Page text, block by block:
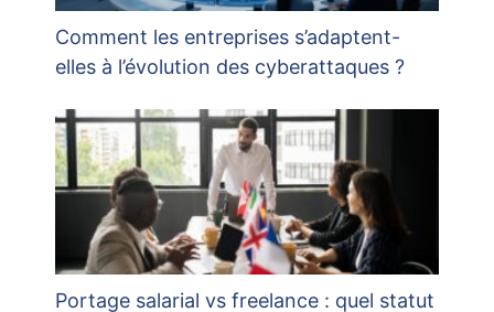
Comment les entreprises s’adaptent-
elles à l’évolution des cyberattaques ?
Portage salarial vs freelance : quel statut